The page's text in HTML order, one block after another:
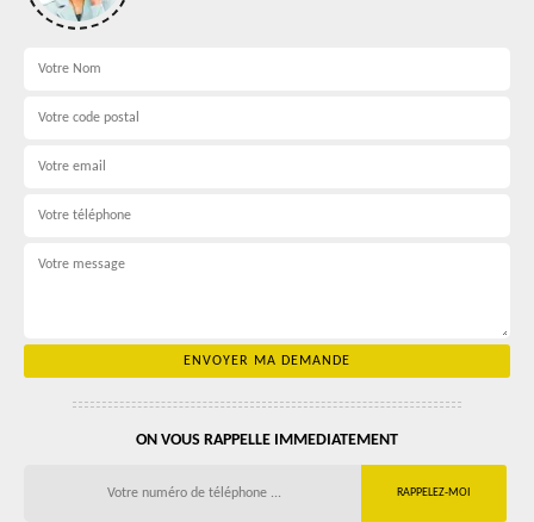
ON VOUS RAPPELLE IMMEDIATEMENT